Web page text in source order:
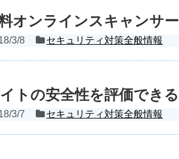
オンラインスキャンサ
3/8 セキュリティ対策全般情報
トの安全性を評価でき
3/7 セキュリティ対策全般情報